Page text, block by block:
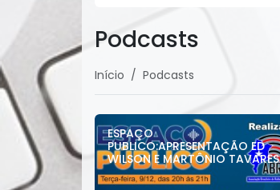
Podcasts
Início Podcasts
ESPAÇO
PUBLICO:APRESENTAÇÃO ED
WILSON E MARTÔNIO TAVARES